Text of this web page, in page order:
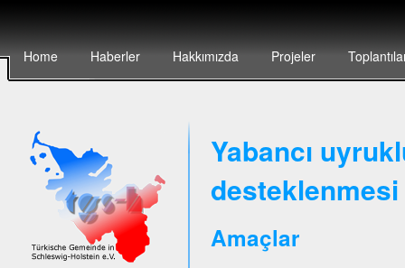
Home Haberler Hakkımızda Projeler
Yabancı
Amaçlar